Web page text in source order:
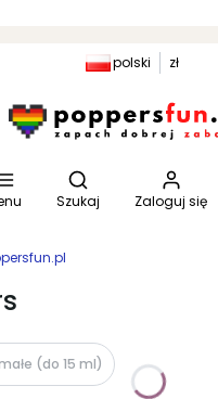
polski zł
Otwórz
Szukaj Zaloguj się
(do 15 ml)